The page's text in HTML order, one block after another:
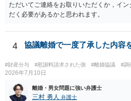
ただいてご連絡をお取りいただくか，イ
だく必要があるかと思われます。
4 協議離婚で一度了承した内容
#財産分与 #慰謝料請求された側 #離婚協議 #調
2026年7月10日
離婚・男女問題に強い弁護士
三村 勇人 弁護士